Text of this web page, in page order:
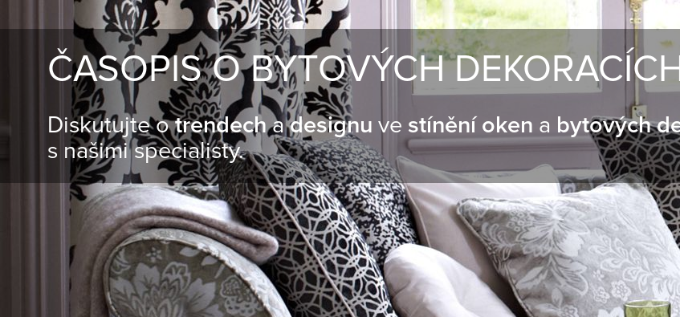
ČASOPIS O BYTOVÝCH
Diskutujte otrendechadesignu ve stínění oken a bytových
s našimi specialisty.